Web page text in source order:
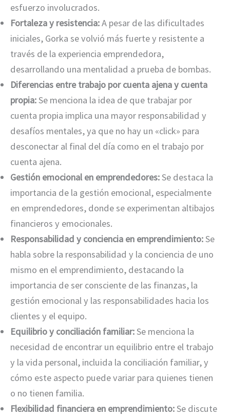
esfuerzo involucrados.
Fortaleza y resistencia:A pesar de las dificultades
iniciales, Gorka se volvió más fuerte y resistente a
través de la experiencia emprendedora,
desarrollando una mentalidad a prueba de bombas.
Diferencias entre trabajo por cuenta ajena y cuenta
propia:Se menciona la idea de que trabajar por
cuenta propia implica una mayor responsabilidad y
desafíos mentales, ya que no hay un «click» para
desconectar al final del día como en el trabajo por
cuenta ajena.
Gestión emocional en emprendedores:Se destaca la
importancia de la gestión emocional, especialmente
en emprendedores, donde se experimentan altibajos
financieros y emocionales.
Responsabilidad y conciencia en emprendimiento:Se
habla sobre la responsabilidad y la conciencia de uno
mismo en el emprendimiento, destacando la
importancia de ser consciente de las finanzas, la
gestión emocional y las responsabilidades hacia los
clientes y el equipo.
Equilibrio y conciliación familiar:Se menciona la
necesidad de encontrar un equilibrio entre el trabajo
y la vida personal, incluida la conciliación familiar, y
cómo este aspecto puede variar para quienes tienen
o no tienen familia.
Flexibilidad financiera en emprendimiento:Se discute